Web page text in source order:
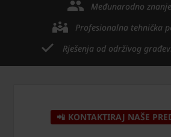
Međunarodno
Profesionalna tehnička
Rješenja od održivog
📲 KONTAKTIRAJ NAŠE